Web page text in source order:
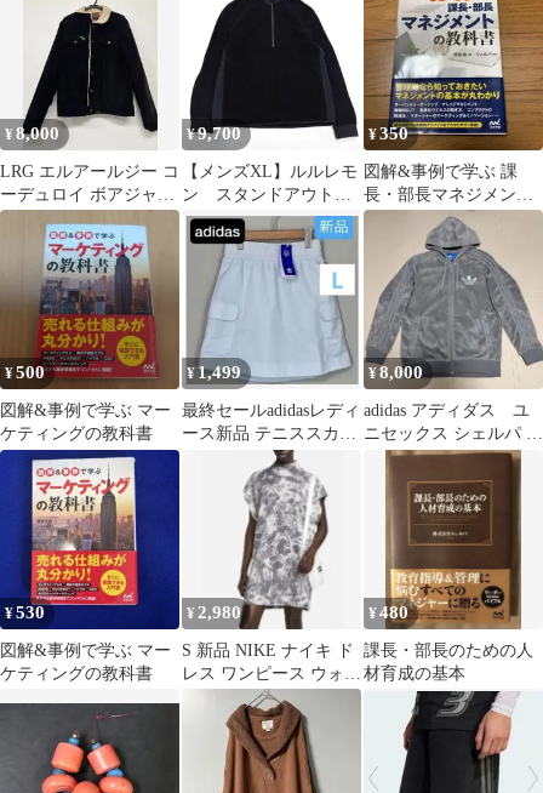
¥8,000
LRG エルアールジー コ
ーデュロイ ボアジャケ
ット ブラック L シェル
¥9,700
【メンズXL】ルルレモ
ン スタンドアウト
シェルパ ハーフジッ
プ ボア 黒
¥350
図解&事例で学ぶ 課
長・部長マネジメント
の教科書
¥500
図解&事例で学ぶ マー
ケティングの教科書
¥ 1,499
最終セールadidasレディ
ース新品 テニススカー
ト爽やかサッカーブル
¥8,000
adidas アディダス ユ
ニセックス シェルパ ボ
ア フーディ パーカー
¥530
図解&事例で学ぶ マー
ケティングの教科書
¥ 2,980
S 新品 NIKE ナイキ ド
レス ワンピース ウォッ
シュ ジャージー タイダ
¥480
課長・部長のための人
材育成の基本